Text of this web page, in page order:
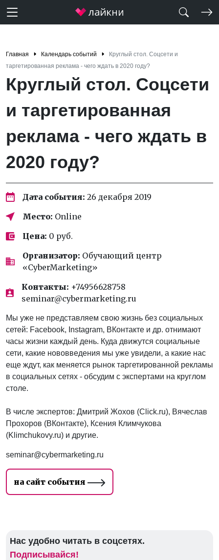
Главная Календарь событий
Круглый стол. Соцсети и
таргетированная реклама - чего ждать в 2020 году?
Круглый стол. Соцсети
и таргетированная
реклама - чего ждать в
2020 году?
Дата события: 26 декабря 2019
Место: Online
Цена: 0 руб.
Организатор: Обучающий центр
«CyberMarketing»
Контакты: +74956628758
seminar@cybermarketing.ru
Мы уже не представляем свою жизнь без социальных
сетей: Facebook, Instagram, ВКонтакте и др. отнимают
часы жизни каждый день. Куда движутся социальные
сети, какие нововведения мы уже увидели, а какие нас
еще ждут, как меняется рынок таргетированной рекламы
в социальных сетях - обсудим с экспертами на круглом
столе.
В числе экспертов: Дмитрий Жохов (Click.ru), Вячеслав
Прохоров (ВКонтакте), Ксения Климчукова
(Klimchukovy.ru) и другие.
seminar@cybermarketing.ru
на сайт события
Нас удобно читать в соцсетях.
Подписывайся!